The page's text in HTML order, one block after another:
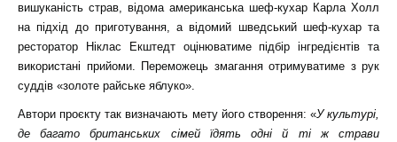
вишуканість страв, відома американська шеф-кухар Карла Холл
на підхід до приготування, а відомий шведський шеф-кухар та
ресторатор Ніклас Екштедт оцінюватиме підбір інгредієнтів та
використані прийоми. Переможець змагання отримуватиме з рук
суддів «золоте райське яблуко».
Автори проєкту так визначають мету його створення: «У культурі,
де багато британських сімей їдять одні й ті ж страви